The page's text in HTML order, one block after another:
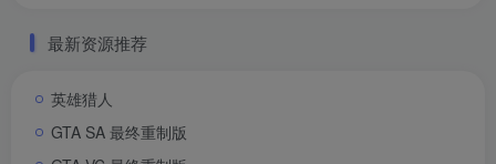
最新资源推荐
英雄猎人
GTA SA 最终重制版